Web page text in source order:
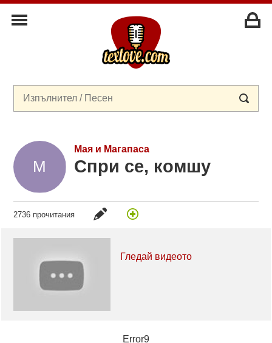
Мая и Магапаса
Спри се, комшу
2736 прочитания
Гледай видеото
Error9